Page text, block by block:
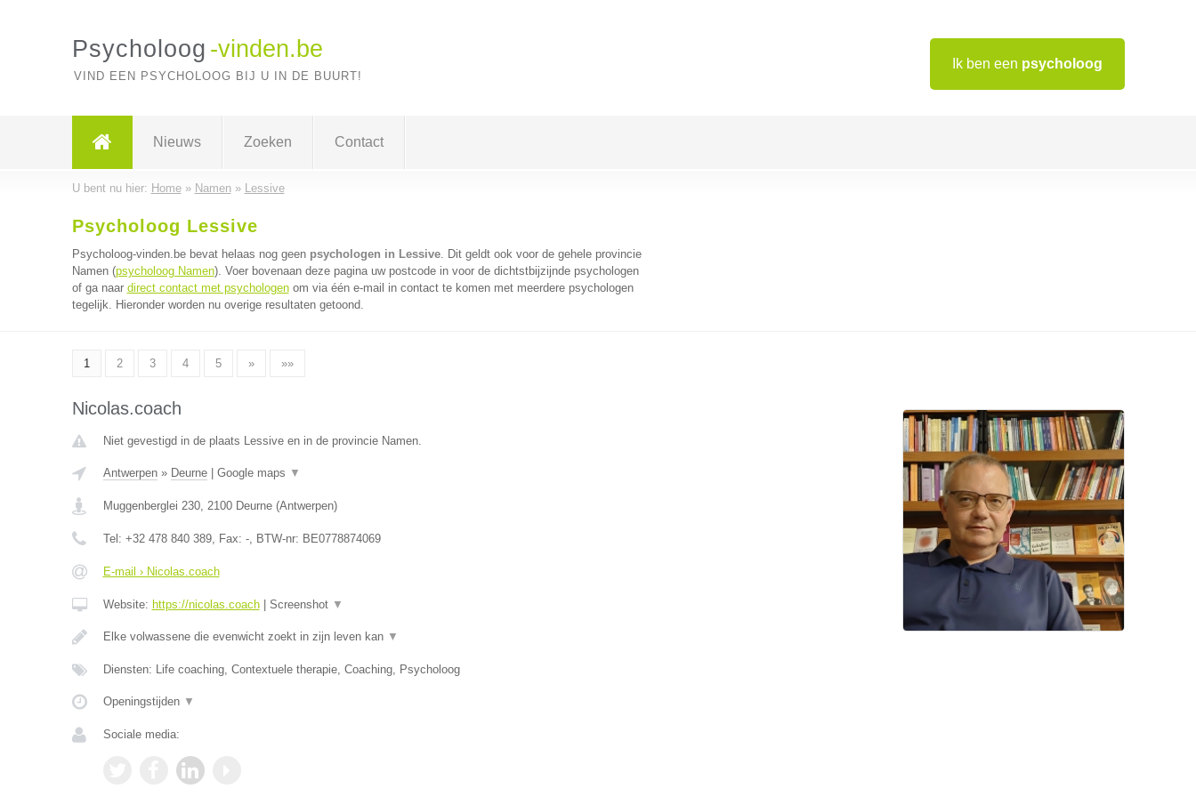
Ik ben een psycholoog
Psycholoog -vinden.be
VIND EEN PSYCHOLOOG BIJ U IN DE BUURT!
Nieuws Zoeken Contact
U bent nu hier: Home» Namen» Lessive
Psycholoog Lessive
Psycholoog-vinden.be bevat helaas nog geen psychologen in Lessive. Dit geldt ook voor de gehele provincie
Namen (psycholoog Namen). Voer bovenaan deze pagina uw postcode in voor de dichtstbijzijnde psychologen
of ga naar direct contact met psychologenom via één e-mail in contact te komen met meerdere psychologen
tegelijk. Hieronder worden nu overige resultaten getoond.
1 2 3 4 5 » »»
Nicolas.coach
Niet gevestigd in de plaats Lessive en in de provincie Namen.
Antwerpen» Deurne| Google maps ▼
Muggenberglei 230, 2100 Deurne(Antwerpen)
Tel: +32 478 840 389, Fax: -, BTW-nr: BE0778874069
E-mail › Nicolas.coach
Website: https://nicolas.coach| Screenshot ▼
Elke volwassene die evenwicht zoekt in zijn leven kan ▼
Diensten: Life coaching, Contextuele therapie, Coaching, Psycholoog
Openingstijden ▼
Sociale media: